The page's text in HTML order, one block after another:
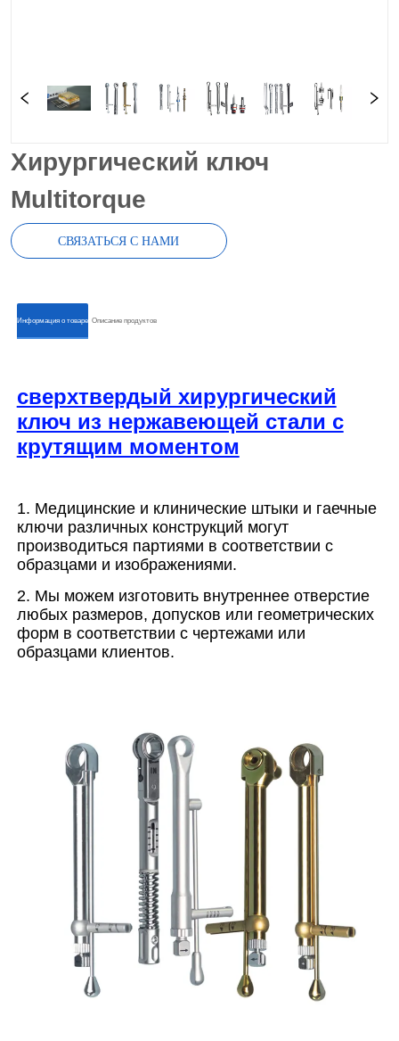
Хирургический ключ
Multitorque
СВЯЗАТЬСЯ С НАМИ
ㅤㅤИнформация о товареㅤㅤ ㅤㅤОписание продуктовㅤㅤ